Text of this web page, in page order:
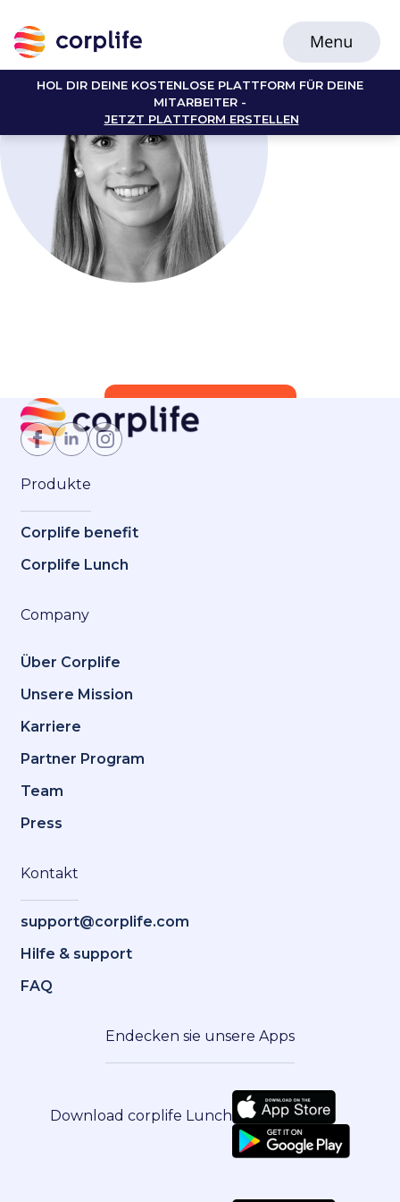
HOL DIR DEINE KOSTENLOSE PLATTFORM FÜR DEINE
MITARBEITER -
JETZT PLATTFORM ERSTELLEN
Jetzt Mitglied werden
Produkte
Corplife benefit
Corplife Lunch
Company
Über Corplife
Unsere Mission
Karriere
Partner Program
Team
Press
Kontakt
support@corplife.com
Hilfe & support
FAQ
Endecken sie unsere Apps
Download corplife Lunch